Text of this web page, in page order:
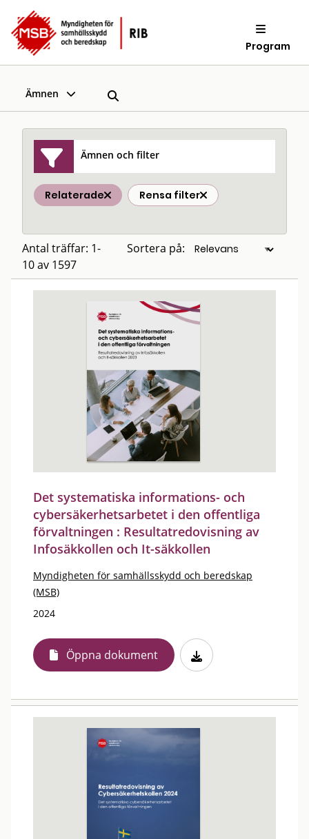
Program
Ämnen
Ämnen och filter
Relaterade Rensa filter
Antal träffar: 1-
10 av 1597
Sortera på:
Det systematiska informations- och
cybersäkerhetsarbetet i den offentliga
förvaltningen : Resultatredovisning av
Infosäkkollen och It-säkkollen
Myndigheten för samhällsskydd och beredskap
(MSB)
2024
Öppna dokument